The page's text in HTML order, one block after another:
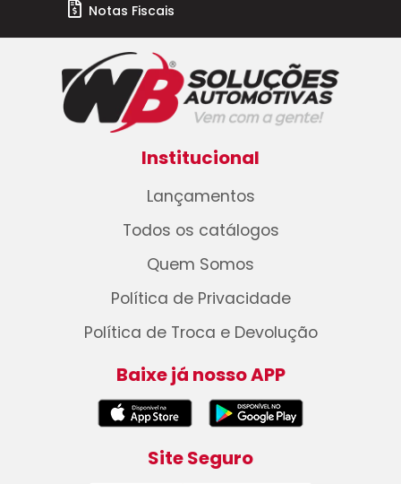
Notas Fiscais
Institucional
Lançamentos
Todos os catálogos
Quem Somos
Política de Privacidade
Política de Troca e Devolução
Baixe já nosso APP
Site Seguro